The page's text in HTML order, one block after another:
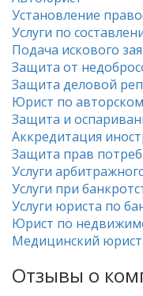
Установление
Услуги по
Подача искового
Защита от
Защита деловой
Юрист по
Защита и
Аккредитация
Защита прав
Услуги
Услуги при
Услуги юриста по
Юрист по
Медицинский юрист
Отзывы о